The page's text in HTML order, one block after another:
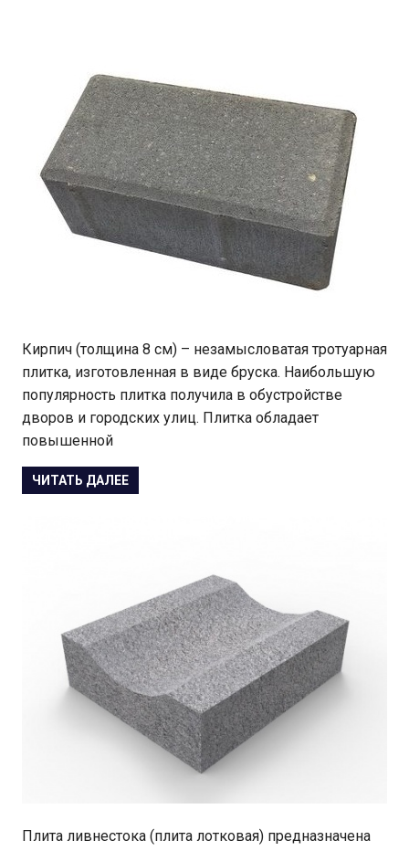
Кирпич (толщина 8 см) – незамысловатая тротуарная
плитка, изготовленная в виде бруска. Наибольшую
популярность плитка получила в обустройстве
дворов и городских улиц. Плитка обладает
повышенной
ЧИТАТЬ ДАЛЕЕ
Плита ливнестока (плита лотковая) предназначена